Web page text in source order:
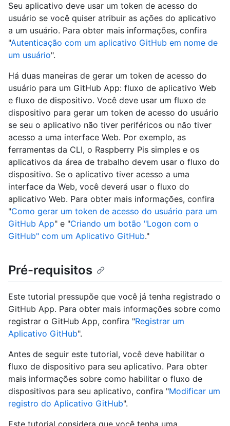
Seu aplicativo deve usar um token de acesso do
usuário se você quiser atribuir as ações do aplicativo
a um usuário. Para obter mais informações, confira
"Autenticação com um aplicativo GitHub em nome de
um usuário".
Há duas maneiras de gerar um token de acesso do
usuário para um GitHub App: fluxo de aplicativo Web
e fluxo de dispositivo. Você deve usar um fluxo de
dispositivo para gerar um token de acesso do usuário
se seu o aplicativo não tiver periféricos ou não tiver
acesso a uma interface Web. Por exemplo, as
ferramentas da CLI, o Raspberry Pis simples e os
aplicativos da área de trabalho devem usar o fluxo do
dispositivo. Se o aplicativo tiver acesso a uma
interface da Web, você deverá usar o fluxo do
aplicativo Web. Para obter mais informações, confira
"Como gerar um token de acesso do usuário para um
GitHub App" e "Criando um botão "Logon com o
GitHub" com um Aplicativo GitHub."
Pré-requisitos
Este tutorial pressupõe que você já tenha registrado o
GitHub App. Para obter mais informações sobre como
registrar o GitHub App, confira "Registrar um
Aplicativo GitHub".
Antes de seguir este tutorial, você deve habilitar o
fluxo de dispositivo para seu aplicativo. Para obter
mais informações sobre como habilitar o fluxo de
dispositivos para seu aplicativo, confira "Modificar um
registro do Aplicativo GitHub".